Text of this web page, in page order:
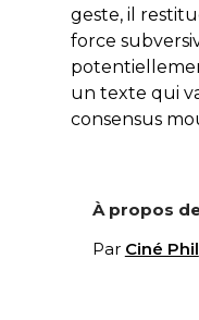
geste, il
force
un texte qui
consensus
À propos
Par Ciné Phil